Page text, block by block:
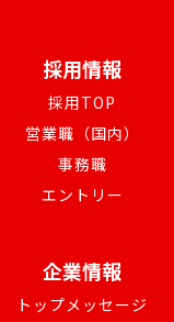
採用情報
採用TOP
営業職（国内）
事務職
エントリー
企業情報
トップメッセージ